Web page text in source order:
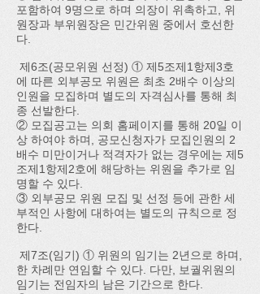
포함하여 9명으로 하며 의장이 위촉하고, 위
원장과 부위원장은 민간위원 중에서 호선한
다.​
제6조(공모위원 선정) ① 제5조제1항제3호
에 따른 외부공모 위원은 최초 2배수 이상의
인원을 모집하며 별도의 자격심사를 통해 최
종 선발한다.
② 모집공고는 의회 홈페이지를 통해 20일 이
상 하여야 하며, 공모신청자가 모집인원의 2
배수 미만이거나 적격자가 없는 경우에는 제5
조제1항제2호에 해당하는 위원을 추가로 임
명할 수 있다.
③ 외부공모 위원 모집 및 선정 등에 관한 세
부적인 사항에 대하여는 별도의 규칙으로 정
한다.
제7조(임기) ① 위원의 임기는 2년으로 하며,
한 차례만 연임할 수 있다. 다만, 보궐위원의
임기는 전임자의 남은 기간으로 한다.